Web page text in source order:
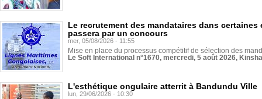
Le recrutement des mandataires dans
passera par un concours
mer, 05/08/2026 - 11:55
Mise en place du processus compétitif de sélection des
Le Soft International n°1670, mercredi, 5 août 2026,
L'esthétique ongulaire atterrit à Bandundu Ville
lun, 29/06/2026 - 10:30